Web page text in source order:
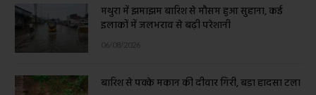
मथुरा में झमाझम बारिश से मौसम हुआ सुहाना, कई
इलाकों में जलभराव से बढ़ी परेशानी
06/08/2026
बारिश से पक्के मकान की दीवार गिरी, बड़ा हादसा टला